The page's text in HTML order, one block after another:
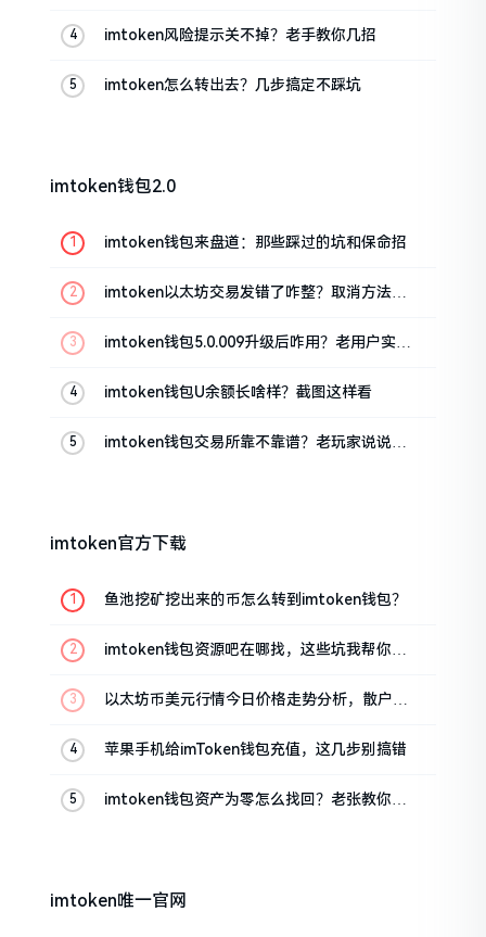
imtoken风险提示关不掉？老手教你几招
imtoken怎么转出去？几步搞定不踩坑
imtoken钱包2.0
imtoken钱包来盘道：那些踩过的坑和保命招
imtoken以太坊交易发错了咋整？取消方法告
imtoken钱包5.0.009升级后咋用？老用户实测
imtoken钱包U余额长啥样？截图这样看
imtoken钱包交易所靠不靠谱？老玩家说说心
imtoken官方下载
鱼池挖矿挖出来的币怎么转到imtoken钱包？
imtoken钱包资源吧在哪找，这些坑我帮你趟
以太坊币美元行情今日价格走势分析，散户如
苹果手机给imToken钱包充值，这几步别搞错
imtoken钱包资产为零怎么找回？老张教你几
imtoken唯一官网